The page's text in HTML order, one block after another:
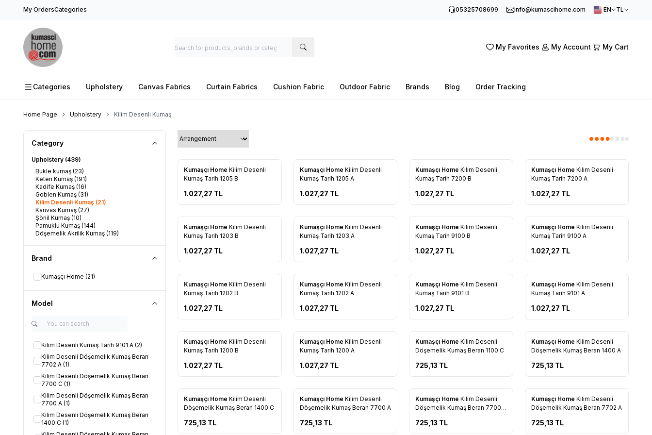
My OrdersCategories 05325708699 info@kumascihome.com EN TL
My Favorites My Account My Cart
Categories Upholstery Canvas Fabrics Curtain Fabrics Cushion Fabric Outdoor Fabric Brands Blog Order Tracking
Home Page Upholstery Kilim Desenli Kumaş
Category
Upholstery (439)
Bukle kumaş (23)
Keten Kumaş (191)
Kadife Kumaş (16)
Goblen Kumaş (31)
Kilim Desenli Kumaş (21)
Kanvas Kumaş (27)
Şönil Kumaş (10)
Pamuklu Kumaş (144)
Döşemelik Akrilik Kumaş (119)
Brand
Kumaşçı Home (21)
Model
Kilim Desenli Kumaş Tarih 9101 A (2)
Kilim Desenli Döşemelik Kumaş Beran
7702 A (1)
Kilim Desenli Döşemelik Kumaş Beran
7700 C (1)
Kilim Desenli Döşemelik Kumaş Beran
7700 A (1)
Kilim Desenli Döşemelik Kumaş Beran
1400 C (1)
New
Add to Favorites
Kumaşçı Home Kilim Desenli
Kumaş Tarih 1205 B
1.027,27 TL
New
Add to Favorites
Kumaşçı Home Kilim Desenli
Kumaş Tarih 1205 A
1.027,27 TL
New
Add to Favorites
Kumaşçı Home Kilim Desenli
Kumaş Tarih 7200 B
1.027,27 TL
New
Add to Favorites
Kumaşçı Home Kilim Desenli
Kumaş Tarih 7200 A
1.027,27 TL
New
Add to Favorites
Kumaşçı Home Kilim Desenli
Kumaş Tarih 1203 B
1.027,27 TL
New
Add to Favorites
Kumaşçı Home Kilim Desenli
Kumaş Tarih 1203 A
1.027,27 TL
New
Add to Favorites
Kumaşçı Home Kilim Desenli
Kumaş Tarih 9100 B
1.027,27 TL
New
Add to Favorites
Kumaşçı Home Kilim Desenli
Kumaş Tarih 9100 A
1.027,27 TL
New
Add to Favorites
Kumaşçı Home Kilim Desenli
Kumaş Tarih 1202 B
1.027,27 TL
New
Add to Favorites
Kumaşçı Home Kilim Desenli
Kumaş Tarih 1202 A
1.027,27 TL
New
Add to Favorites
Kumaşçı Home Kilim Desenli
Kumaş Tarih 9101 B
1.027,27 TL
New
Add to Favorites
Kumaşçı Home Kilim Desenli
Kumaş Tarih 9101 A
1.027,27 TL
New
Add to Favorites
Kumaşçı Home Kilim Desenli
Kumaş Tarih 1200 B
1.027,27 TL
New
Add to Favorites
Kumaşçı Home Kilim Desenli
Kumaş Tarih 1200 A
1.027,27 TL
New
Add to Favorites
Kumaşçı Home Kilim Desenli
Döşemelik Kumaş Beran 1100 C
725,13 TL
New
Add to Favorites
Kumaşçı Home Kilim Desenli
Döşemelik Kumaş Beran 1400 A
725,13 TL
New
Add to Favorites
Kumaşçı Home Kilim Desenli
Döşemelik Kumaş Beran 1400 C
725,13 TL
New
Add to Favorites
Kumaşçı Home Kilim Desenli
Döşemelik Kumaş Beran 7700 A
725,13 TL
New
Add to Favorites
Kumaşçı Home Kilim Desenli
Döşemelik Kumaş Beran 7700
725,13 TL
New
Add to Favorites
Kumaşçı Home Kilim Desenli
Döşemelik Kumaş Beran 7702 A
725,13 TL